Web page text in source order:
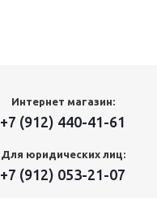
Интернет магазин:
+7 (912) 440-41-61
Для юридических лиц:
+7 (912) 053-21-07